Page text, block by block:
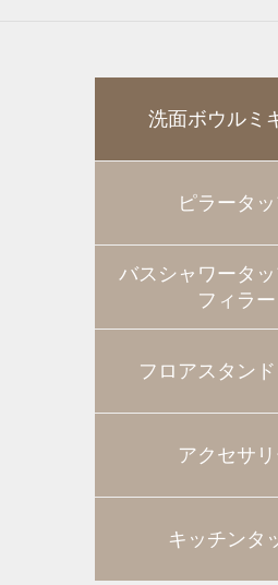
洗面ボウルミ
ピラータ
バスシャワータ
フィラー
フロアスタン
アクセサ
キッチンタ